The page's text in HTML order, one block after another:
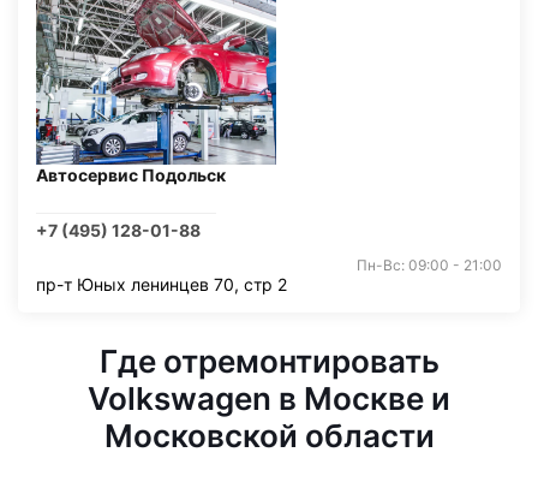
Автосервис Подольск
+7 (495) 128-01-88
Пн-Вс: 09:00 - 21:00
пр-т Юных ленинцев 70, стр 2
Где отремонтировать
Volkswagen в Москве и
Московской области